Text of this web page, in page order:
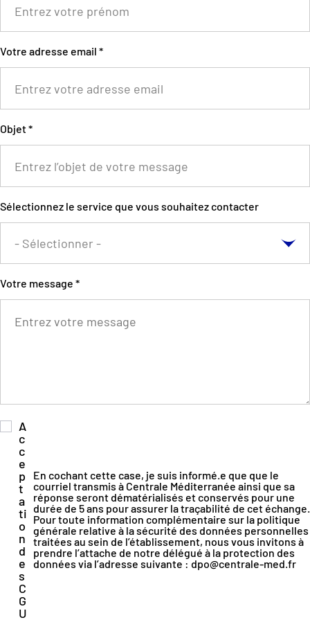
Votre adresse email *
Objet *
Sélectionnez le service que vous souhaitez contacter
Votre message *
A
c
c
e
p
t
a
ti
o
n
d
e
s
C
G
U
En cochant cette case, je suis informé.e que que le
courriel transmis à Centrale Méditerranée ainsi que sa
réponse seront dématérialisés et conservés pour une
durée de 5 ans pour assurer la traçabilité de cet échange.
Pour toute information complémentaire sur la politique
générale relative à la sécurité des données personnelles
traitées au sein de l’établissement, nous vous invitons à
prendre l’attache de notre délégué à la protection des
données via l’adresse suivante : dpo@centrale-med.fr